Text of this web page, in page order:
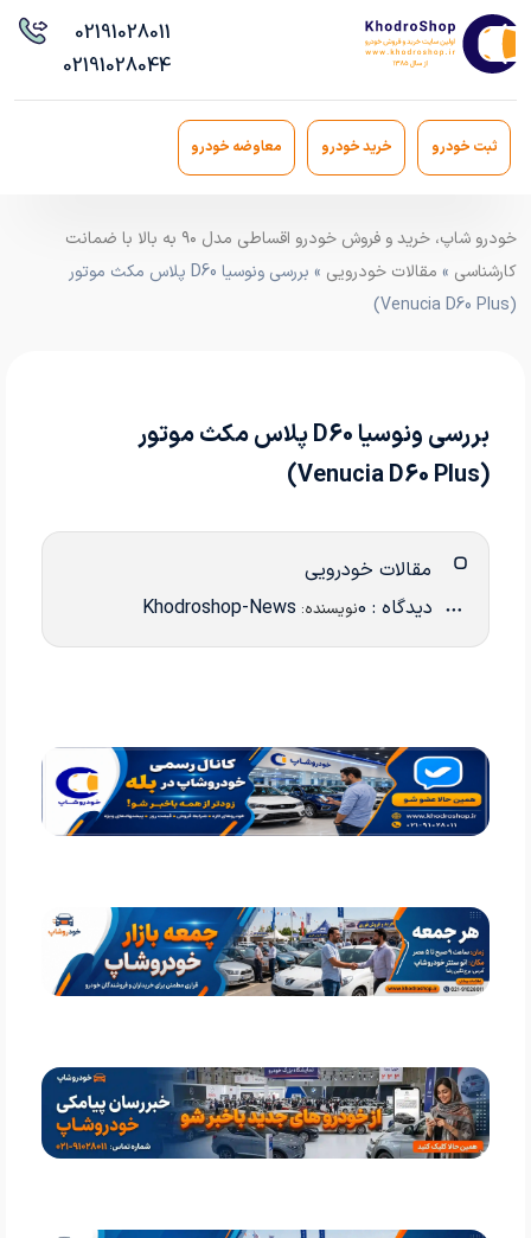
02191028011
02191028044
ثبت خودرو خرید خودرو معاوضه خودرو
خودرو شاپ، خرید و فروش خودرو اقساطی مدل ۹۰ به بالا با ضمانت
کارشناسی » مقالات خودرویی
» بررسی ونوسیا D60 پلاس مکث موتور
(Venucia D60 Plus)
بررسی ونوسیا D60 پلاس مکث موتور
(Venucia D60 Plus)
مقالات خودرویی
دیدگاه : 0 نویسنده: Khodroshop-News